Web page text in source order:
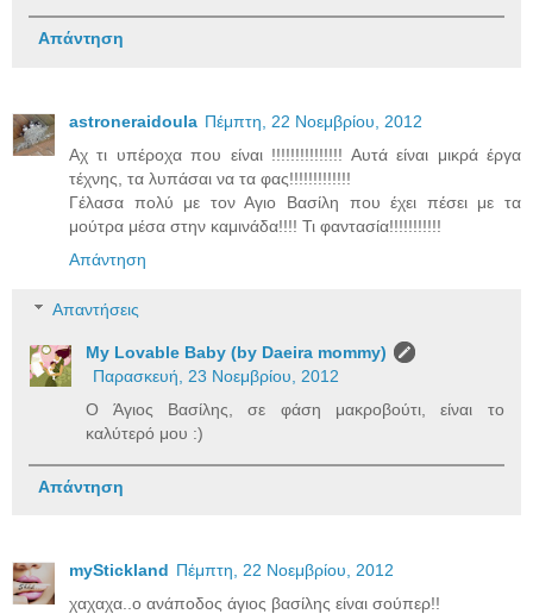
Απάντηση
astroneraidoula Πέμπτη, 22 Νοεμβρίου, 2012
Αχ τι υπέροχα που είναι !!!!!!!!!!!!!!! Αυτά είναι μικρά έργα
τέχνης, τα λυπάσαι να τα φας!!!!!!!!!!!!!
Γέλασα πολύ με τον Αγιο Βασίλη που έχει πέσει με τα
μούτρα μέσα στην καμινάδα!!!! Τι φαντασία!!!!!!!!!!!
Απάντηση
Απαντήσεις
My Lovable Baby (by Daeira mommy)
Παρασκευή, 23 Νοεμβρίου, 2012
Ο Άγιος Βασίλης, σε φάση μακροβούτι, είναι το
καλύτερό μου :)
Απάντηση
myStickland Πέμπτη, 22 Νοεμβρίου, 2012
χαχαχα..ο ανάποδος άγιος βασίλης είναι σούπερ!!